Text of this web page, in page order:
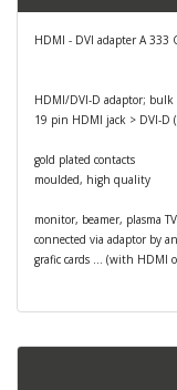
HDMI - DVI adapter A
HDMI/DVI-D adaptor; bulk
19 pin HDMI jack > DVI-D
gold plated contacts
moulded, high quality
monitor, beamer, plasma
connected via adaptor by
grafic cards ... (with HDMI